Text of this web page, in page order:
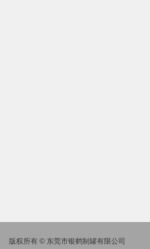
版权所有 © 东莞市银鹤制罐有限公司